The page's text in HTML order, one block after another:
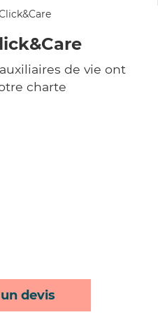
de vie ont
charte
devis